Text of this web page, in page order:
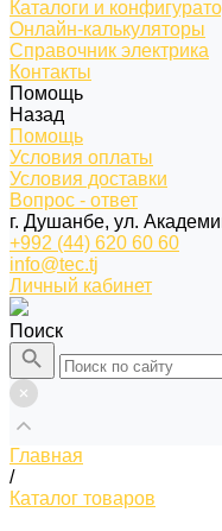
Каталоги и
Онлайн-калькуляторы
Справочник электрика
Контакты
Помощь
Назад
Помощь
Условия оплаты
Условия доставки
Вопрос - ответ
г. Душанбе, ул.
+992 (44) 620 60 60
info@tec.tj
Личный кабинет
Поиск
Главная
/
Каталог товаров